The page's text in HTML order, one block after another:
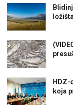
HDZ-
koja